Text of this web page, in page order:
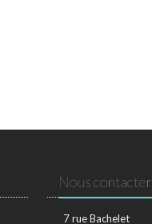
Nous contacter
7 rue Bachelet